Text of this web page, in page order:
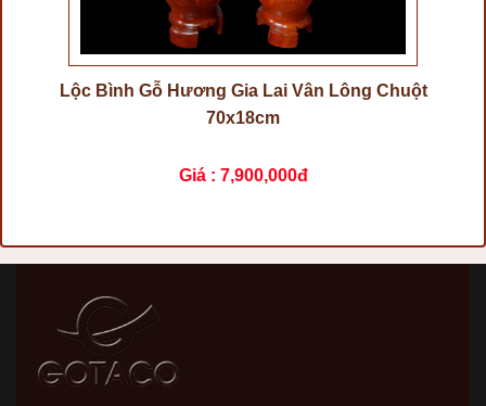
Lộc Bình Gỗ Hương Gia Lai Vân Lông Chuột
70x18cm
Giá : 7,900,000đ